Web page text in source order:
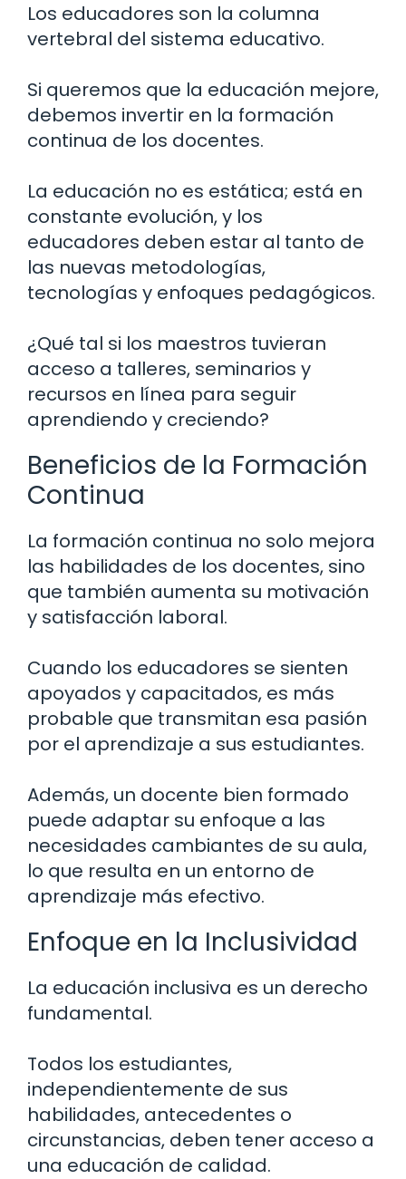
Los educadores son la columna
vertebral del sistema educativo.
Si queremos que la educación mejore,
debemos invertir en la formación
continua de los docentes.
La educación no es estática; está en
constante evolución, y los
educadores deben estar al tanto de
las nuevas metodologías,
tecnologías y enfoques pedagógicos.
¿Qué tal si los maestros tuvieran
acceso a talleres, seminarios y
recursos en línea para seguir
aprendiendo y creciendo?
Beneficios de la Formación
Continua
La formación continua no solo mejora
las habilidades de los docentes, sino
que también aumenta su motivación
y satisfacción laboral.
Cuando los educadores se sienten
apoyados y capacitados, es más
probable que transmitan esa pasión
por el aprendizaje a sus estudiantes.
Además, un docente bien formado
puede adaptar su enfoque a las
necesidades cambiantes de su aula,
lo que resulta en un entorno de
aprendizaje más efectivo.
Enfoque en la Inclusividad
La educación inclusiva es un derecho
fundamental.
Todos los estudiantes,
independientemente de sus
habilidades, antecedentes o
circunstancias, deben tener acceso a
una educación de calidad.